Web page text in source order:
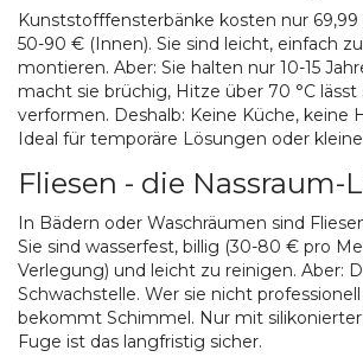
Kunststofffensterbänke kosten nur
50-90 € (Innen). Sie sind leicht, einfach
montieren. Aber: Sie halten nur 10-15
macht sie brüchig, Hitze über 70 °C lässt
verformen. Deshalb: Keine Küche, keine
Ideal für temporäre Lösungen oder
Fliesen - die Nassraum-
In Bädern oder Waschräumen sind
Sie sind wasserfest, billig (30-80 € pro
Verlegung) und leicht zu reinigen. Aber:
Schwachstelle. Wer sie nicht
bekommt Schimmel. Nur mit
Fuge ist das langfristig sicher.